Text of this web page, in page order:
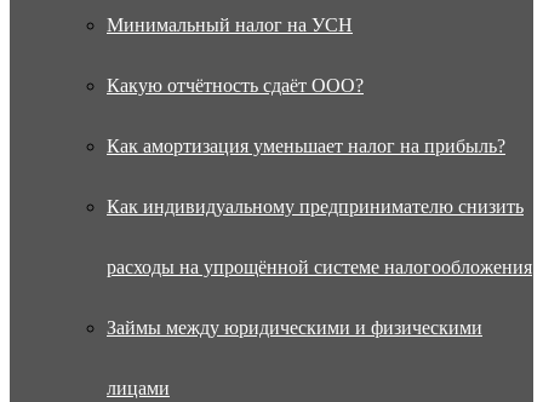
Минимальный налог на УСН
Какую отчётность сдаёт ООО?
Как амортизация уменьшает налог на прибыль?
Как индивидуальному предпринимателю снизить
расходы на упрощённой системе налогообложения
Займы между юридическими и физическими
лицами